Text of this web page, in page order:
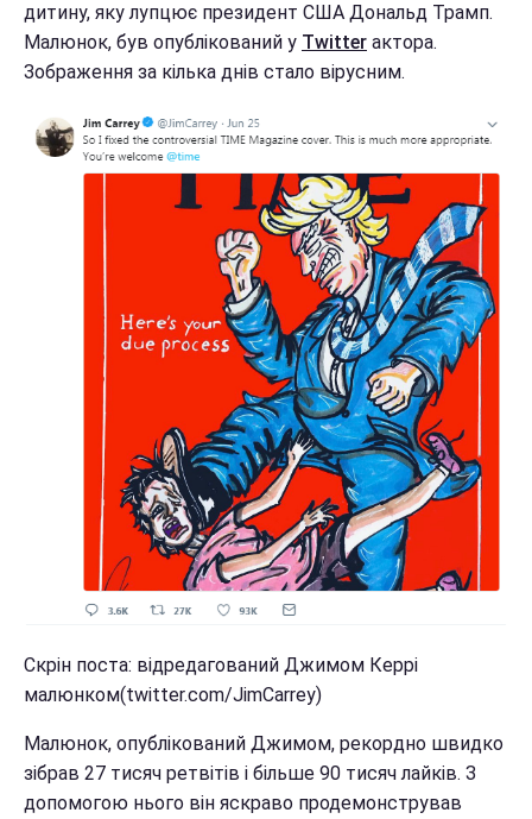
дитину, яку лупцює президент США Дональд Трамп.
Малюнок, був опублікований у Twitter актора.
Зображення за кілька днів стало вірусним.
Скрін поста: відредагований Джимом Керрі
малюнком(twitter.com/JimCarrey)
Малюнок, опублікований Джимом, рекордно швидко
зібрав 27 тисяч ретвітів і більше 90 тисяч лайків. З
допомогою нього він яскраво продемонстрував